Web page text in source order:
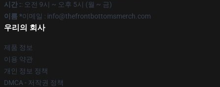
시간 :: 오전 9시 ~ 오후 5시 (월 ~ 금)
이름 *이메일 : info@thefrontbottomsmerch.com
우리의 회사
제품 정보
이용 약관
개인 정보 정책
DMCA - 저작권 정책